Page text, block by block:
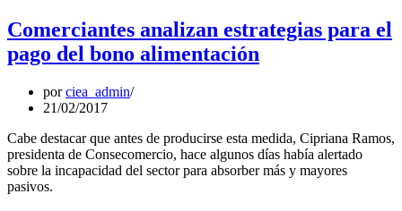
Comerciantes analizan estrategias para el
pago del bono alimentación
porciea_admin
21/02/2017
Cabe destacar que antes de producirse esta medida, Cipriana Ramos,
presidenta de Consecomercio, hace algunos días había alertado
sobre la incapacidad del sector para absorber más y mayores
pasivos.